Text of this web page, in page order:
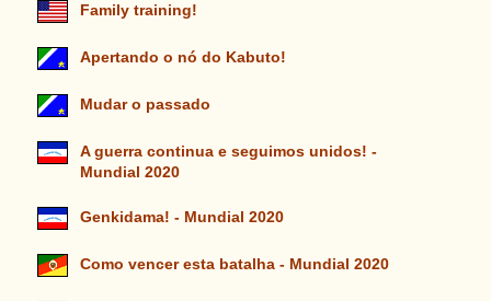
Family training!
Apertando o nó do Kabuto!
Mudar o passado
A guerra continua e seguimos unidos! -
Mundial 2020
Genkidama! - Mundial 2020
Como vencer esta batalha - Mundial 2020